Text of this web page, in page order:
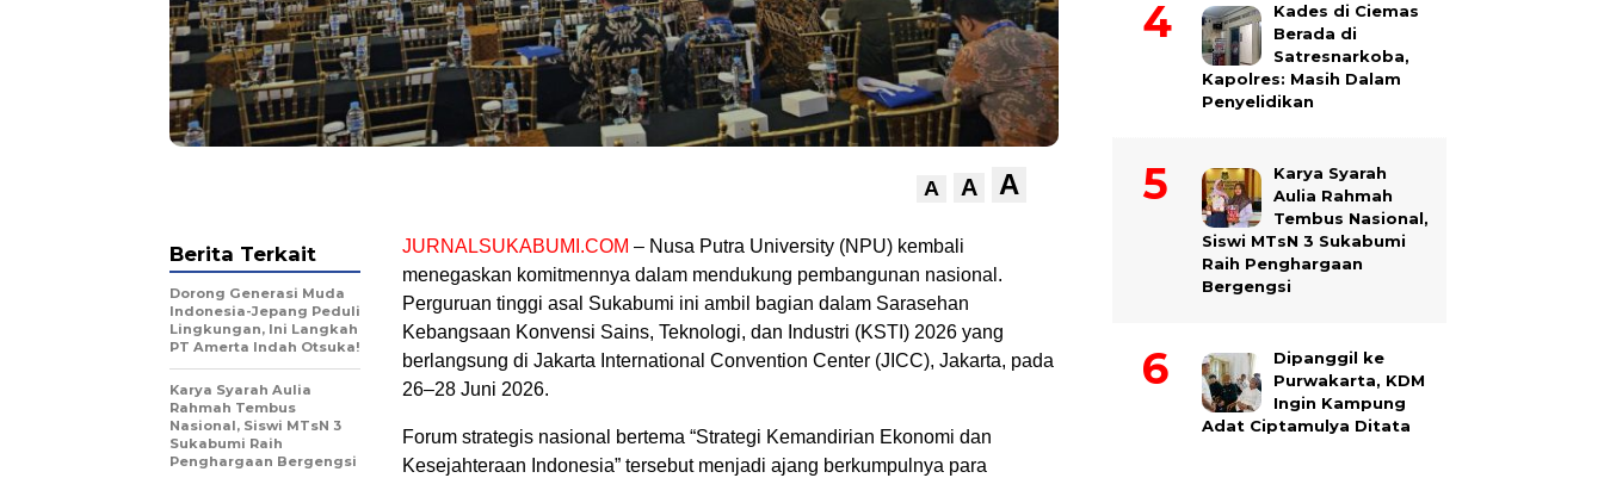
A A A
JURNALSUKABUMI.COM – Nusa Putra University (NPU) kembali
menegaskan komitmennya dalam mendukung pembangunan nasional.
Perguruan tinggi asal Sukabumi ini ambil bagian dalam Sarasehan
Kebangsaan Konvensi Sains, Teknologi, dan Industri (KSTI) 2026 yang
berlangsung di Jakarta International Convention Center (JICC), Jakarta, pada
26–28 Juni 2026.
Forum strategis nasional bertema “Strategi Kemandirian Ekonomi dan
Kesejahteraan Indonesia” tersebut menjadi ajang berkumpulnya para
Berita Terkait
Dorong Generasi Muda
Indonesia-Jepang Peduli
Lingkungan, Ini Langkah
PT Amerta Indah Otsuka!
Karya Syarah Aulia
Rahmah Tembus
Nasional, Siswi MTsN 3
Sukabumi Raih
Penghargaan Bergengsi
Kades di Ciemas
Berada di
Satresnarkoba,
Kapolres: Masih Dalam
Penyelidikan
Karya Syarah
Aulia Rahmah
Tembus Nasional,
Siswi MTsN 3 Sukabumi
Raih Penghargaan
Bergengsi
Dipanggil ke
Purwakarta, KDM
Ingin Kampung
Adat Ciptamulya Ditata